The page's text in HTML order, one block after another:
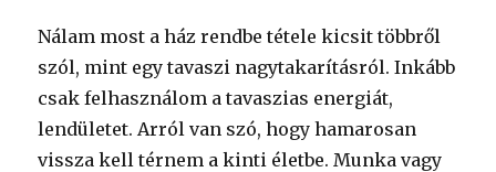
Nálam most a ház rendbe tétele kicsit többről
szól, mint egy tavaszi nagytakarításról. Inkább
csak felhasználom a tavaszias energiát,
lendületet. Arról van szó, hogy hamarosan
vissza kell térnem a kinti életbe. Munka vagy